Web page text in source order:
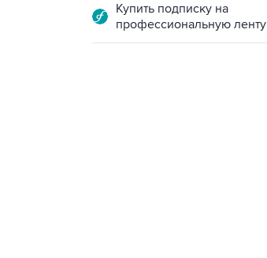
Купить подписку на
профессиональную ленту